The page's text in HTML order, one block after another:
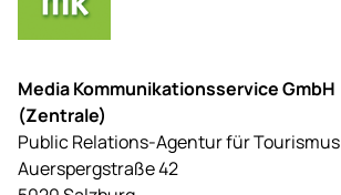
Media Kommunikationsservice GmbH
(Zentrale)
Public Relations-Agentur für Tourismus
Auerspergstraße 42